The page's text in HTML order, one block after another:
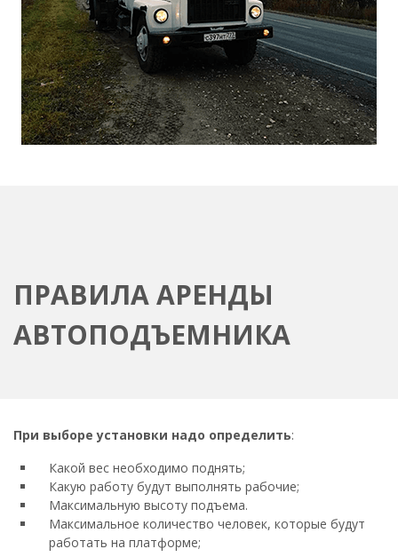
ПРАВИЛА АРЕНДЫ
АВТОПОДЪЕМНИКА
При выборе установки надо определить:
Какой вес необходимо поднять;
Какую работу будут выполнять рабочие;
Максимальную высоту подъема.
Максимальное количество человек, которые будут
работать на платформе;